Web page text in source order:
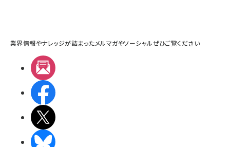
業界情報やナレッジが詰まったメルマガやソーシャルぜひご覧ください